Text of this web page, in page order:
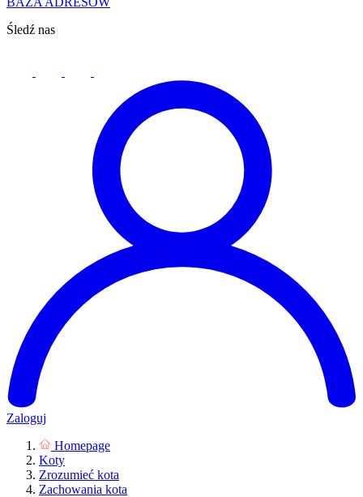
Śledź nas
Zaloguj
Homepage
Koty
Zrozumieć kota
Zachowania kota